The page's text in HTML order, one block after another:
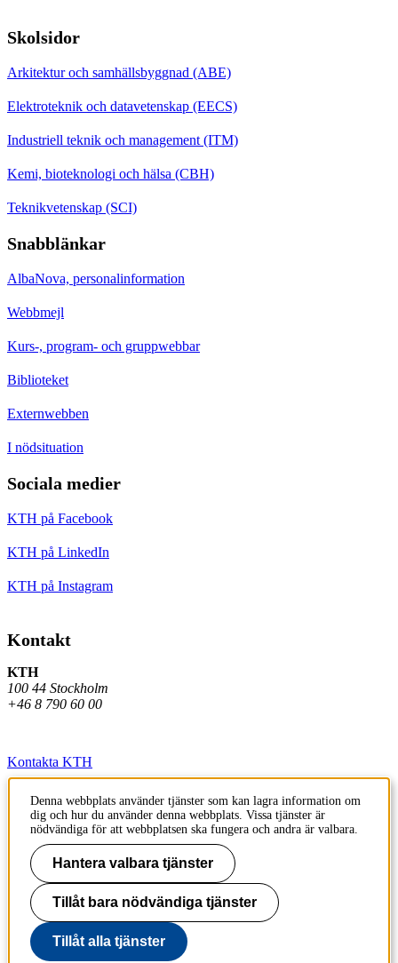
Skolsidor
Arkitektur och samhällsbyggnad (ABE)
Elektroteknik och datavetenskap (EECS)
Industriell teknik och management (ITM)
Kemi, bioteknologi och hälsa (CBH)
Teknikvetenskap (SCI)
Snabblänkar
AlbaNova, personalinformation
Webbmejl
Kurs-, program- och gruppwebbar
Biblioteket
Externwebben
I nödsituation
Sociala medier
KTH på Facebook
KTH på LinkedIn
KTH på Instagram
Kontakt
KTH
100 44 Stockholm
+46 8 790 60 00
Kontakta KTH
Jobba på KTH
Press och media
Faktura och betalning KTH
Om KTH:s webbplatser
Tillgänglighetsredogörelse
Denna webbplats använder tjänster som kan lagra information om
dig och hur du använder denna webbplats. Vissa tjänster är
nödvändiga för att webbplatsen ska fungera och andra är valbara.
Hantera valbara tjänster
Tillåt bara nödvändiga tjänster
Tillåt alla tjänster